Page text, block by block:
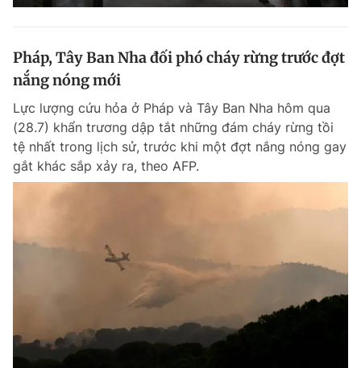
Pháp, Tây Ban Nha đối phó cháy rừng trước đợt
nắng nóng mới
Lực lượng cứu hỏa ở Pháp và Tây Ban Nha hôm qua
(28.7) khẩn trương dập tắt những đám cháy rừng tồi
tệ nhất trong lịch sử, trước khi một đợt nắng nóng gay
gắt khác sắp xảy ra, theo AFP.